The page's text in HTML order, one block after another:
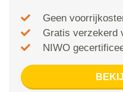
Geen
Gratis verzekerd
NIWO